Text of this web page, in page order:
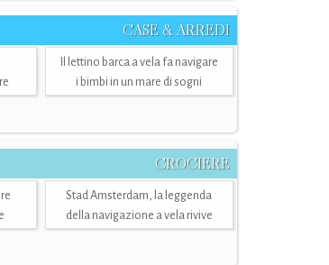
CASE & ARREDI
Il lettino barca a vela fa navigare
i bimbi in un mare di sogni
CROCIERE
Stad Amsterdam, la leggenda
della navigazione a vela rivive